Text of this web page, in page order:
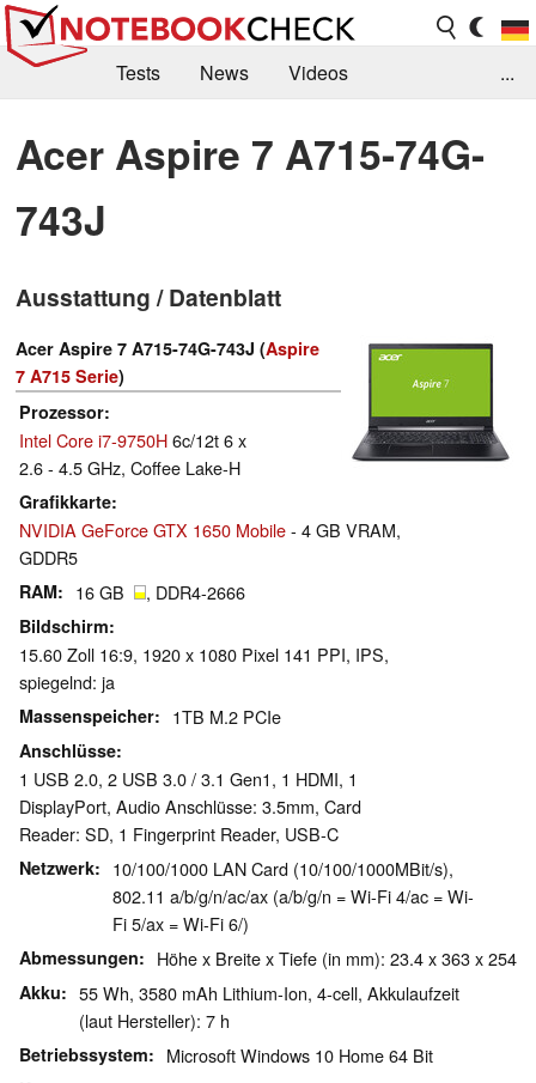
Tests News
Videos
Kaufberatung
Deals Suche
Jobs
Forum
...
Acer Aspire 7 A715-74G-
743J
Ausstattung / Datenblatt
Acer Aspire 7 A715-74G-743J (Aspire
7 A715 Serie)
Prozessor
Intel Core i7-9750H6c/12t 6 x
2.6 - 4.5 GHz, Coffee Lake-H
Grafikkarte
NVIDIA GeForce GTX 1650 Mobile- 4 GB VRAM,
GDDR5
RAM 16 GB , DDR4-2666
Bildschirm
15.60 Zoll 16:9, 1920 x 1080 Pixel 141 PPI, IPS,
spiegelnd: ja
Massenspeicher 1TB M.2 PCIe
Anschlüsse
1 USB 2.0, 2 USB 3.0 / 3.1 Gen1, 1 HDMI, 1
DisplayPort, Audio Anschlüsse: 3.5mm, Card
Reader: SD, 1 Fingerprint Reader, USB-C
Netzwerk
10/100/1000 LAN Card (10/100/1000MBit/s),
802.11 a/b/g/n/ac/ax (a/b/g/n = Wi-Fi 4/ac = Wi-
Fi 5/ax = Wi-Fi 6/)
Abmessungen Höhe x Breite x Tiefe (in mm): 23.4 x 363 x 254
Akku
55 Wh, 3580 mAh Lithium-Ion, 4-cell, Akkulaufzeit
(laut Hersteller): 7 h
Betriebssystem Microsoft Windows 10 Home 64 Bit